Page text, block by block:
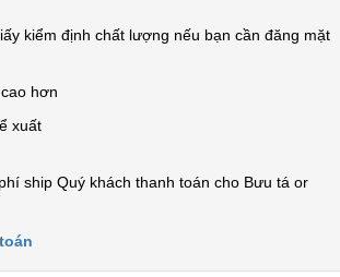
kiểm định chất lượng nếu bạn cần đăng mặt
hơn
xuất
ship Quý khách thanh toán cho Bưu tá or